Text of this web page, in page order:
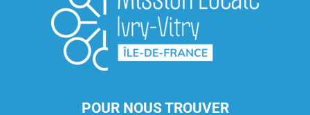
POUR NOUS TROUVER